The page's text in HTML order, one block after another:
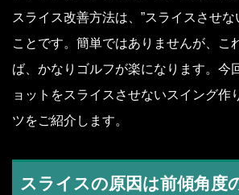
スライス改善方法は、”スライスさせな
ことです。簡単ではありませんが、こ
ば、かなりゴルフが楽になります。今
ョットをスライスさせないスイング作
ツをご紹介します。
スライスの原因は前傾角度